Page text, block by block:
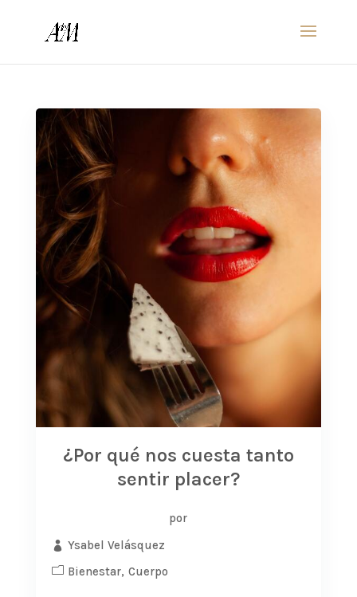
¿Por qué nos cuesta tanto
sentir placer?
por
Ysabel Velásquez
Bienestar Cuerpo